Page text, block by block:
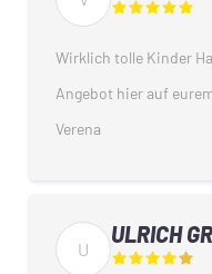
Wirklich tolle Kinder
Angebot hier auf
Verena
U
ULRICH